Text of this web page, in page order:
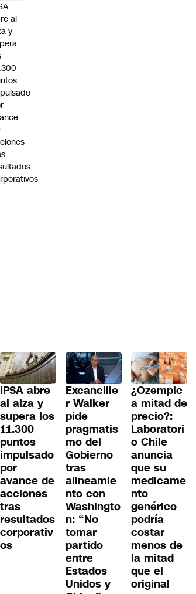
al
y
IPSA abre
al alza y
supera los
11.300
puntos
impulsado
por
avance de
acciones
tras
resultados
corporativ
os
Excancille
r Walker
pide
pragmatis
mo del
Gobierno
tras
alineamie
nto con
Washingto
n: “No
tomar
partido
entre
Estados
Unidos y
¿Ozempic
a mitad de
precio?:
Laboratori
o Chile
anuncia
que su
medicame
nto
genérico
podría
costar
menos de
la mitad
que el
original